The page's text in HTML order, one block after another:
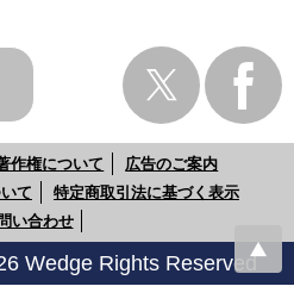
作権について
広告のご案内
て
特定商取引法に基づく表示
い合わせ
Wedge Rights Reserved